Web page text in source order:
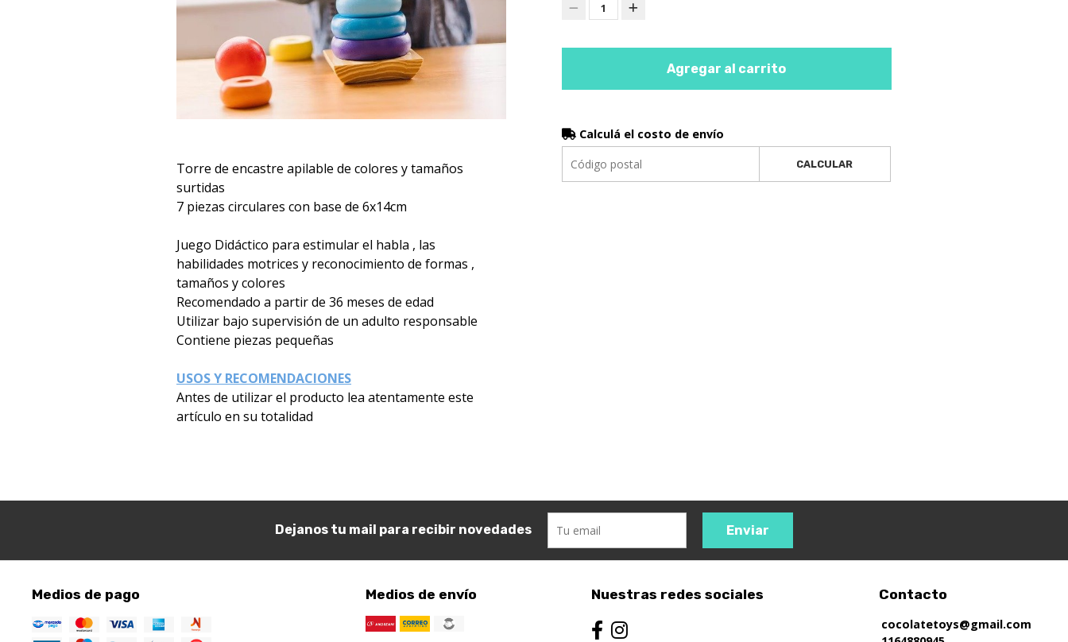
Torre de encastre apilable de colores y tamaños
surtidas
7 piezas circulares con base de 6x14cm
Juego Didáctico para estimular el habla , las
habilidades motrices y reconocimiento de formas ,
tamaños y colores
Recomendado a partir de 36 meses de edad
Utilizar bajo supervisión de un adulto responsable
Contiene piezas pequeñas
USOS Y RECOMENDACIONES
Antes de utilizar el producto lea atentamente este
artículo en su totalidad
1
Agregar al carrito
Calculá el costo de envío
CALCULAR
Dejanos tu mail para recibir novedades Enviar
Medios de pago Medios de envío Nuestras redes sociales Contacto
cocolatetoys@gmail.com